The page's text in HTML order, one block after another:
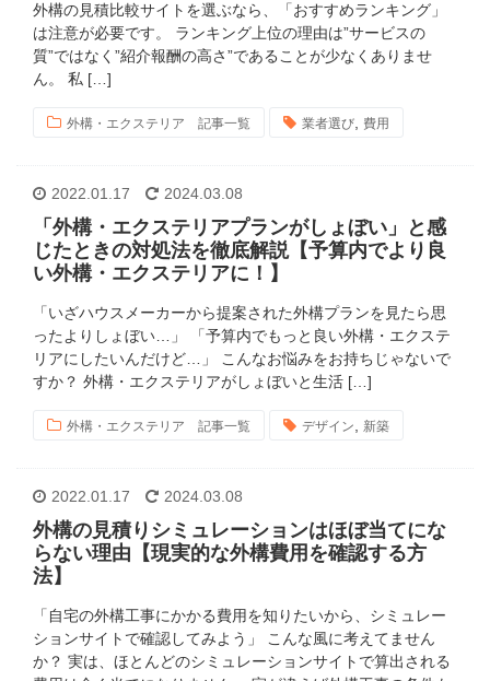
外構の見積比較サイトを選ぶなら、「おすすめランキング」
は注意が必要です。 ランキング上位の理由は”サービスの
質”ではなく”紹介報酬の高さ”であることが少なくありませ
ん。 私 […]
外構・エクステリア 記事一覧 業者選び 費用
2022.01.17 2024.03.08
「外構・エクステリアプランがしょぼい」と感
じたときの対処法を徹底解説【予算内でより良
い外構・エクステリアに！】
「いざハウスメーカーから提案された外構プランを見たら思
ったよりしょぼい…」 「予算内でもっと良い外構・エクステ
リアにしたいんだけど…」 こんなお悩みをお持ちじゃないで
すか？ 外構・エクステリアがしょぼいと生活 […]
外構・エクステリア 記事一覧 デザイン 新築
2022.01.17 2024.03.08
外構の見積りシミュレーションはほぼ当てにな
らない理由【現実的な外構費用を確認する方
法】
「自宅の外構工事にかかる費用を知りたいから、シミュレー
ションサイトで確認してみよう」 こんな風に考えてません
か？ 実は、ほとんどのシミュレーションサイトで算出される